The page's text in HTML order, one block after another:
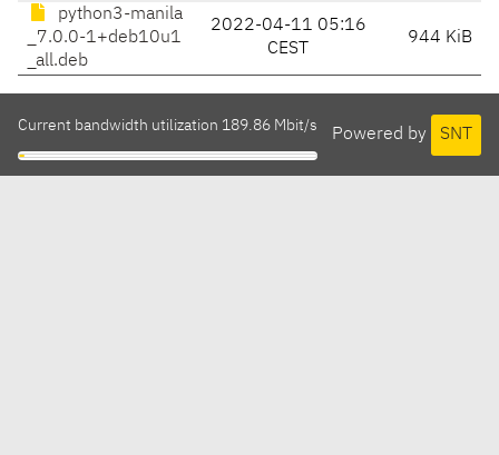
python3-manila
_7.0.0-1+deb10u1
_all.deb
2022-04-11 05:16
CEST
944 KiB
Powered by SNT
Current bandwidth utilization 189.86 Mbit/s